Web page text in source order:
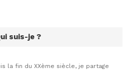
suis-je ?
la fin du XXème siècle, je partage